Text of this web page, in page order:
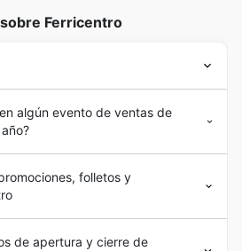
Ferricentro
algún evento de ventas de
folletos y
de apertura y cierre de